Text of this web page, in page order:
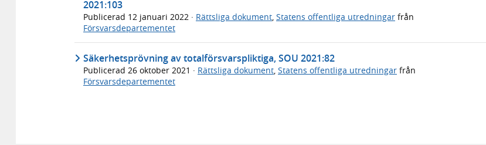
2021:103
Publicerad 12 januari 2022 · Rättsliga dokument Statens offentliga utredningar från
Försvarsdepartementet
Säkerhetsprövning av totalförsvarspliktiga, SOU 2021:82
Publicerad 26 oktober 2021 · Rättsliga dokument, Statens offentliga utredningar från
Försvarsdepartementet